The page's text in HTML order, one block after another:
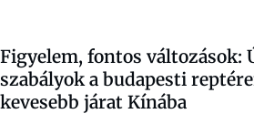
Figyelem, fontos változások:
szabályok a budapesti
kevesebb járat Kínába